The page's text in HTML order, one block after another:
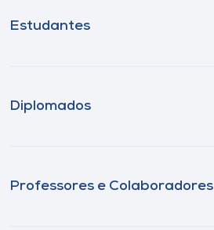
Estudantes
Diplomados
Professores e Colaboradores